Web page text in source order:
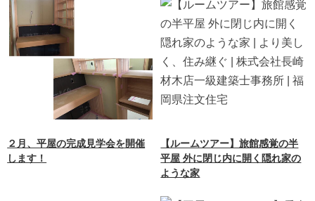
２月、平屋の完成見学会を開催
します！
【ルームツアー】旅館感覚の半
平屋 外に閉じ内に開く隠れ家の
ような家